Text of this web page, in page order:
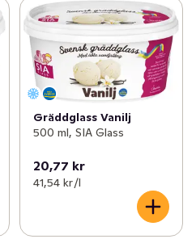
Gräddglass Vanilj
500 ml, SIA Glass
20,77 kr
41,54 kr /l